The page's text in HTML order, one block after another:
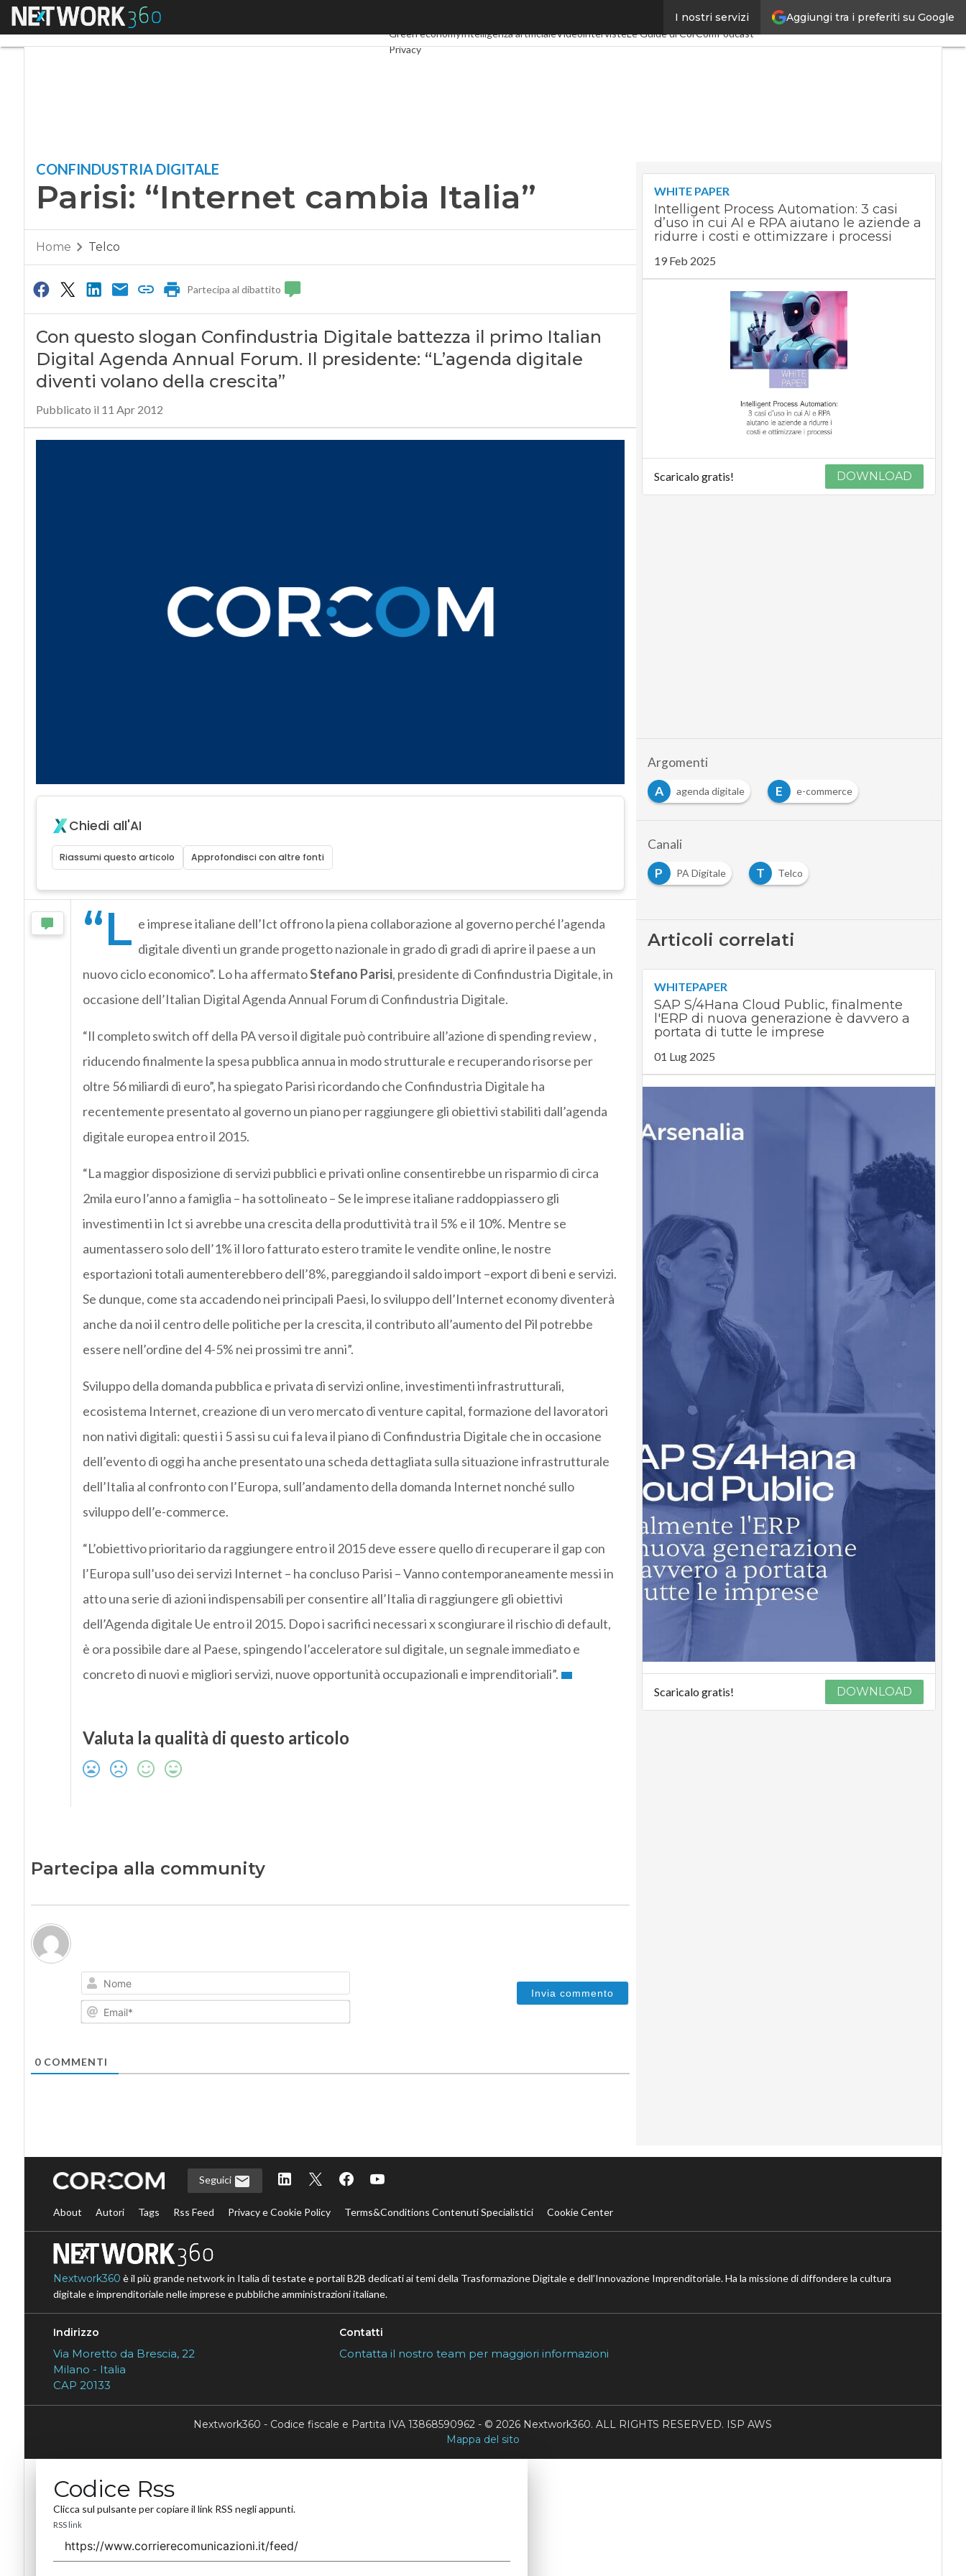
Aggiungi tra i preferiti su Google
I nostri servizi
Menu
PA Digitale
Green economyIntelligenza artificialeVideointervisteLe Guide di CorComPodcast
Privacy
CONFINDUSTRIA DIGITALE
Parisi: “Internet cambia Italia”
Home Telco
Partecipa al dibattito
Con questo slogan Confindustria Digitale battezza il primo Italian
Digital Agenda Annual Forum. Il presidente: “L’agenda digitale
diventi volano della crescita”
Pubblicato il 11 Apr 2012
Chiedi all'AI
Riassumi questo articolo Approfondisci con altre fonti
“L e imprese italiane dell’Ict offrono la piena collaborazione al governo perché l’agenda
digitale diventi un grande progetto nazionale in grado di gradi di aprire il paese a un
nuovo ciclo economico”. Lo ha affermatoStefano Parisi, presidente di Confindustria Digitale, in
occasione dell’Italian Digital Agenda Annual Forum di Confindustria Digitale.
“Il completo switch off della PA verso il digitale può contribuire all’azione di spending review ,
riducendo finalmente la spesa pubblica annua in modo strutturale e recuperando risorse per
oltre 56 miliardi di euro”, ha spiegato Parisi ricordando che Confindustria Digitale ha
recentemente presentato al governo un piano per raggiungere gli obiettivi stabiliti dall’agenda
digitale europea entro il 2015.
“La maggior disposizione di servizi pubblici e privati online consentirebbe un risparmio di circa
2mila euro l’anno a famiglia – ha sottolineato – Se le imprese italiane raddoppiassero gli
investimenti in Ict si avrebbe una crescita della produttività tra il 5% e il 10%. Mentre se
aumentassero solo dell’1% il loro fatturato estero tramite le vendite online, le nostre
esportazioni totali aumenterebbero dell’8%, pareggiando il saldo import –export di beni e servizi.
Se dunque, come sta accadendo nei principali Paesi, lo sviluppo dell’Internet economy diventerà
anche da noi il centro delle politiche per la crescita, il contributo all’aumento del Pil potrebbe
essere nell’ordine del 4-5% nei prossimi tre anni”.
Sviluppo della domanda pubblica e privata di servizi online, investimenti infrastrutturali,
ecosistema Internet, creazione di un vero mercato di venture capital, formazione del lavoratori
non nativi digitali: questi i 5 assi su cui fa leva il piano di Confindustria Digitale che in occasione
dell’evento di oggi ha anche presentato una scheda dettagliata sulla situazione infrastrutturale
dell’Italia al confronto con l’Europa, sull’andamento della domanda Internet nonché sullo
sviluppo dell’e-commerce.
“L’obiettivo prioritario da raggiungere entro il 2015 deve essere quello di recuperare il gap con
l’Europa sull’uso dei servizi Internet – ha concluso Parisi – Vanno contemporaneamente messi in
atto una serie di azioni indispensabili per consentire all’Italia di raggiungere gli obiettivi
dell’Agenda digitale Ue entro il 2015. Dopo i sacrifici necessari x scongiurare il rischio di default,
è ora possibile dare al Paese, spingendo l’acceleratore sul digitale, un segnale immediato e
concreto di nuovi e migliori servizi, nuove opportunità occupazionali e imprenditoriali”.
Valuta la qualità di questo articolo
Partecipa alla community
Nome
Email*
0COMMENTI
WHITE PAPER
Intelligent Process Automation: 3 casi
d’uso in cui AI e RPA aiutano le aziende a
ridurre i costi e ottimizzare i processi
19 Feb 2025
Scaricalo gratis! DOWNLOAD
Argomenti
A
agenda digitale E e-commerce
Canali
P
PA Digitale T Telco
Articoli correlati
WHITEPAPER
SAP S/4Hana Cloud Public, finalmente
l'ERP di nuova generazione è davvero a
portata di tutte le imprese
01 Lug 2025
Scaricalo gratis! DOWNLOAD
Seguici
About Autori Tags Rss Feed Privacy e Cookie Policy Terms&Conditions Contenuti Specialistici Cookie Center
Nextwork360 è il più grande network in Italia di testate e portali B2B dedicati ai temi della Trasformazione Digitale e dell’Innovazione Imprenditoriale. Ha la missione di diffondere la cultura
digitale e imprenditoriale nelle imprese e pubbliche amministrazioni italiane.
Indirizzo
Via Moretto da Brescia, 22
Milano - Italia
CAP 20133
Contatti
Contatta il nostro team per maggiori informazioni
Nextwork360 - Codice fiscale e Partita IVA 13868590962 - © 2026 Nextwork360. ALL RIGHTS RESERVED. ISP AWS
Mappa del sito
Codice Rss
Clicca sul pulsante per copiare il link RSS negli appunti.
RSS link